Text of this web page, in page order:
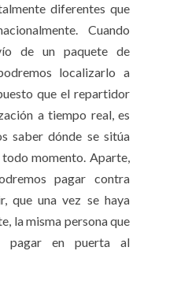
diferentes que
Cuando
de un paquete de
localizarlo a
que el repartidor
a tiempo real, es
saber dónde se sitúa
momento. Aparte,
pagar contra
que una vez se haya
la misma persona que
pagar en puerta al